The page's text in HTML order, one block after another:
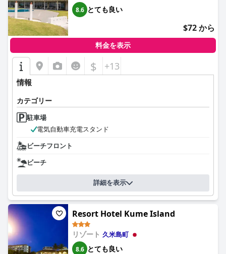
8.6 とても良い
$72 から
料金を表示
$ +13
情報
カテゴリー
駐車場
電気自動車充電スタンド
ビーチフロント
ビーチ
詳細を表示
Resort Hotel Kume Island
リゾート 久米島町
8.6 とても良い